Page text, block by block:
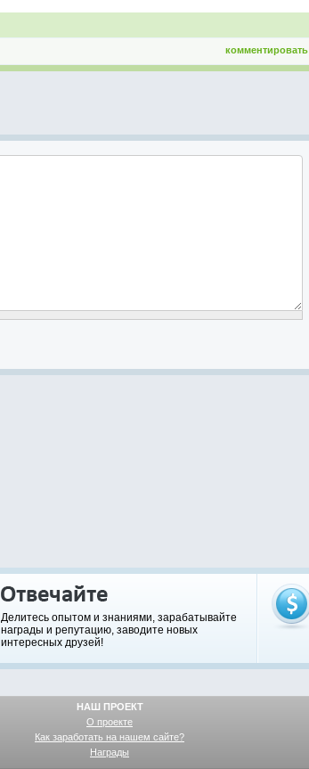
комментировать
Делитесь опытом и знаниями, зарабатывайте
награды и репутацию, заводите новых
интересных друзей!
НАШ ПРОЕКТ
О проекте
Как заработать на нашем сайте?
Награды